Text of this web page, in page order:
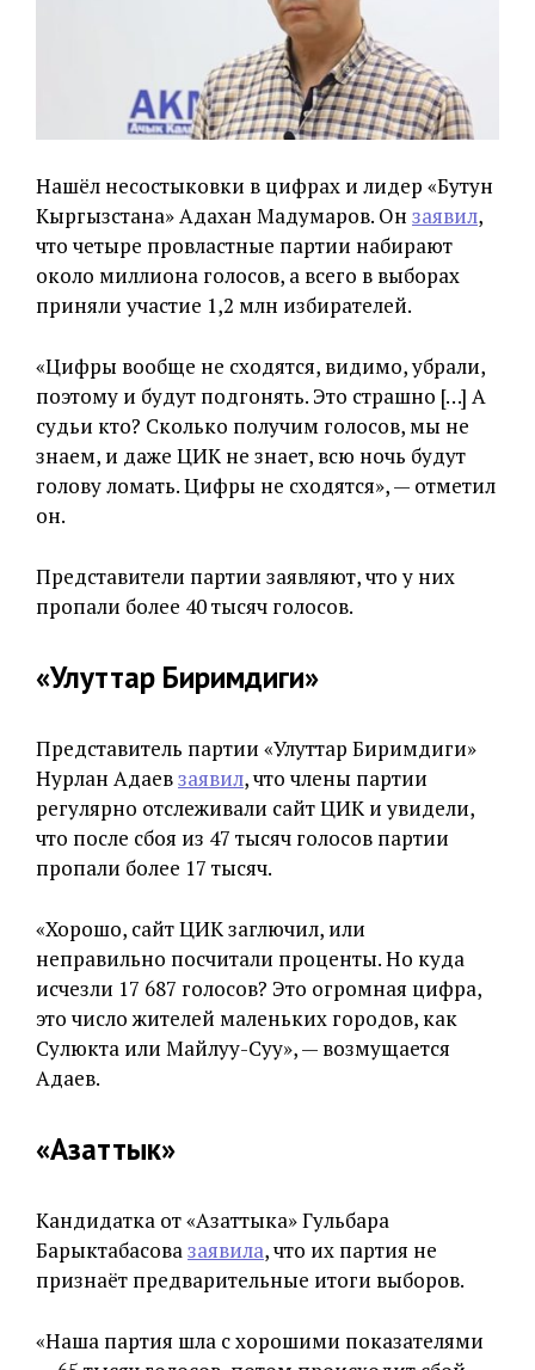
Нашёл несостыковки в цифрах и лидер «Бутун
Кыргызстана» Адахан Мадумаров. Он заявил,
что четыре провластные партии набирают
около миллиона голосов, а всего в выборах
приняли участие 1,2 млн избирателей.
«Цифры вообще не сходятся, видимо, убрали,
поэтому и будут подгонять. Это страшно […] А
судьи кто? Сколько получим голосов, мы не
знаем, и даже ЦИК не знает, всю ночь будут
голову ломать. Цифры не сходятся», — отметил
он.
Представители партии заявляют, что у них
пропали более 40 тысяч голосов.
«Улуттар Биримдиги»
Представитель партии «Улуттар Биримдиги»
Нурлан Адаевзаявил, что члены партии
регулярно отслеживали сайт ЦИК и увидели,
что после сбоя из 47 тысяч голосов партии
пропали более 17 тысяч.
«Хорошо, сайт ЦИК заглючил, или
неправильно посчитали проценты. Но куда
исчезли 17 687 голосов? Это огромная цифра,
это число жителей маленьких городов, как
Сулюкта или Майлуу-Суу», — возмущается
Адаев.
«Азаттык»
Кандидатка от «Азаттыка» Гульбара
Барыктабасовазаявила, что их партия не
признаёт предварительные итоги выборов.
«Наша партия шла с хорошими показателями